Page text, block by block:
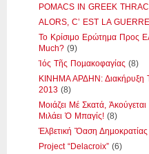
POMACS IN GREEK
ALORS, C’ EST LA
Το Κρίσιμο Ερώτημα Προς
Much? (9)
Ἰός Τῆς Ποµακοφαγίας (8)
ΚΙΝΗΜΑ ΑΡΔΗΝ: Διακήρυξη
2013 (8)
Μοιάζει Μέ Σκατά,
Μιλάει Ὁ Μπαγίς! (8)
Ἑλβετική Ὄαση Δηµοκρατίας
Project “Delacroix” (6)